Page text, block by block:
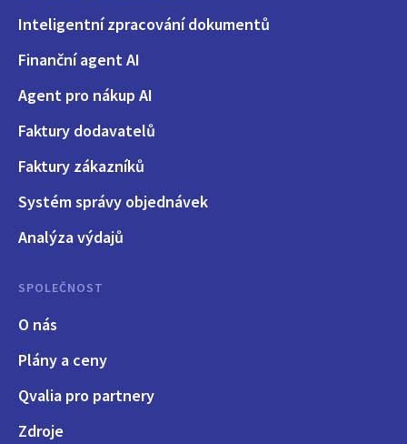
Inteligentní zpracování dokumentů
Finanční agent AI
Agent pro nákup AI
Faktury dodavatelů
Faktury zákazníků
Systém správy objednávek
Analýza výdajů
SPOLEČNOST
O nás
Plány a ceny
Qvalia pro partnery
Zdroje